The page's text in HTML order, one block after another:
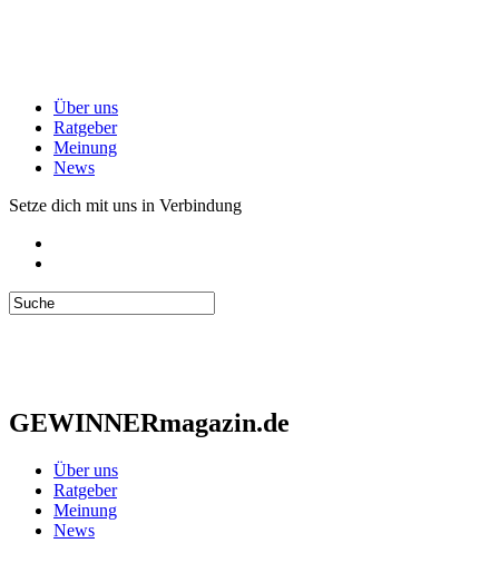
Über uns
Ratgeber
Meinung
News
Setze dich mit uns in Verbindung
GEWINNERmagazin.de
Über uns
Ratgeber
Meinung
News